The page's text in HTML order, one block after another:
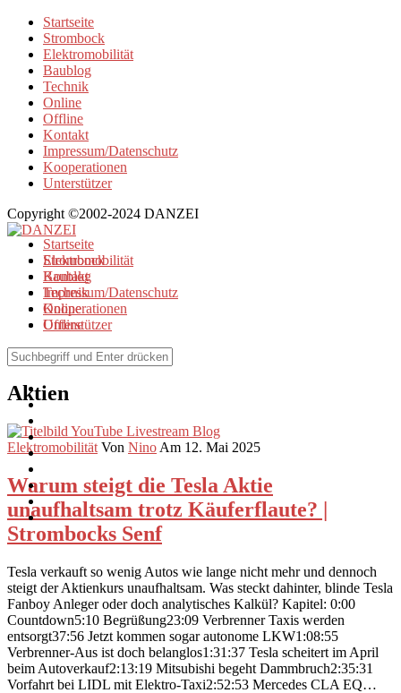
Startseite
Strombock
Elektromobilität
Baublog
Technik
Online
Offline
Kontakt
Impressum/Datenschutz
Kooperationen
Unterstützer
Copyright ©2002-2024 DANZEI
Startseite
Strombock
Kontakt
Impressum/Datenschutz
Kooperationen
Unterstützer
Elektromobilität
Baublog
Technik
Online
Offline
Browse Tag
Aktien
Elektromobilität Von Nino Am 12. Mai 2025
Warum steigt die Tesla Aktie
unaufhaltsam trotz Käuferflaute? |
Strombocks Senf
Tesla verkauft so wenig Autos wie lange nicht mehr und dennoch
steigt der Aktienkurs unaufhaltsam. Was steckt dahinter, blinde Tesla
Fanboy Anleger oder doch analytisches Kalkül? Kapitel: 0:00
Countdown5:10 Begrüßung23:09 Verbrenner Taxis werden
entsorgt37:56 Jetzt kommen sogar autonome LKW1:08:55
Verbrenner-Aus ist doch belanglos1:31:37 Tesla scheitert im April
beim Autoverkauf2:13:19 Mitsubishi begeht Dammbruch2:35:31
Vorfahrt bei LIDL mit Elektro-Taxi2:52:53 Mercedes CLA EQ…